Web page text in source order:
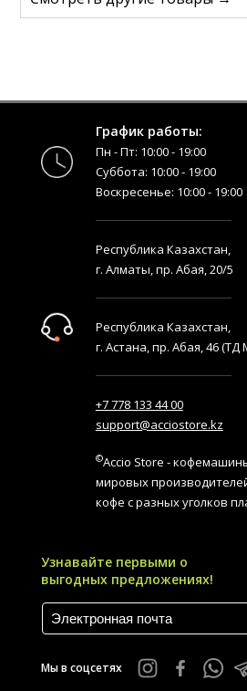
График работы:
Пн - Пт: 10:00 - 19:00
Суббота: 10:00 - 19:00
Воскресенье: 10:00 - 19:00
Республика Казахстан,
г. Алматы, пр. Абая, 20/5
Республика Казахстан,
г. Астана, пр. Абая, 46 (ТД
+7 778 133 44 00
support@acciostore.kz
©Accio Store -
мировых
кофе с разных уголков
Узнавайте первыми о
выгодных предложениях!
Мы в соцсетях